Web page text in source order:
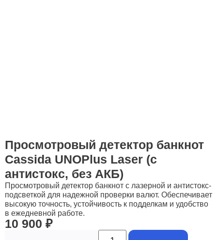
Просмотровый детектор банкнот
Cassida UNOPlus Laser (с
антистокс, без АКБ)
Просмотровый детектор банкнот с лазерной и антистокс-
подсветкой для надежной проверки валют. Обеспечивает
высокую точность, устойчивость к подделкам и удобство
в ежедневной работе.
10 900 ₽